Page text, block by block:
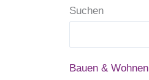
Suchen
Bauen & Wohnen